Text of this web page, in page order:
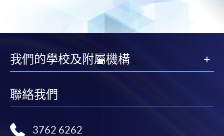
我們的學校及附屬機構
聯絡我們
3762 6262